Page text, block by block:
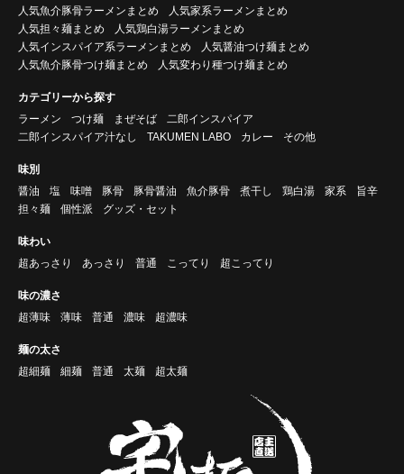
人気魚介豚骨ラーメンまとめ
人気家系ラーメンまとめ
人気担々麺まとめ
人気鶏白湯ラーメンまとめ
人気インスパイア系ラーメンまとめ
人気醤油つけ麺まとめ
人気魚介豚骨つけ麺まとめ
人気変わり種つけ麺まとめ
カテゴリーから探す
ラーメン
つけ麺 まぜそば
二郎インスパイア
二郎インスパイア汁なし
TAKUMEN LABO カレー その他
味別
醤油
塩 味噌 豚骨 豚骨醤油 魚介豚骨 煮干し 鶏白湯 家系
旨辛
担々麺
個性派 グッズ・セット
味わい
超あっさり
あっさり 普通 こってり 超こってり
味の濃さ
超薄味
薄味 普通 濃味 超濃味
麺の太さ
超細麺
細麺 普通 太麺 超太麺